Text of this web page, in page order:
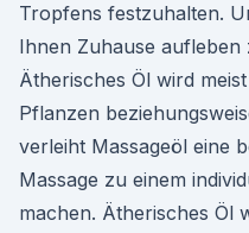
Tropfens festzuhalten.
Ihnen Zuhause aufleben
Ätherisches Öl wird
Pflanzen
verleiht Massageöl eine
Massage zu einem
machen. Ätherisches Öl